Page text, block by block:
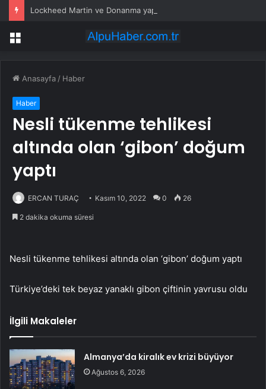
Menü
Anasayfa / Haber
Haber
Nesli tükenme tehlikesi
altında olan ‘gibon’ doğum
yaptı
ERCAN TURAÇ Kasım 10, 2022 0 26
2 dakika okuma süresi
Nesli tükenme tehlikesi altında olan ‘gibon’ doğum yaptı
Türkiye’deki tek beyaz yanaklı gibon çiftinin yavrusu oldu
İlgili Makaleler
Almanya’da kiralık ev krizi büyüyor
Ağustos 6, 2026